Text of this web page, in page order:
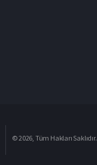
© 2026, Tüm Hakları Saklıdır.